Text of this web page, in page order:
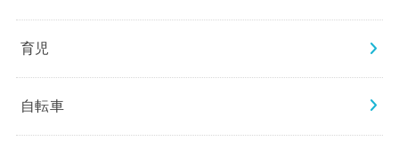
育児
自転車